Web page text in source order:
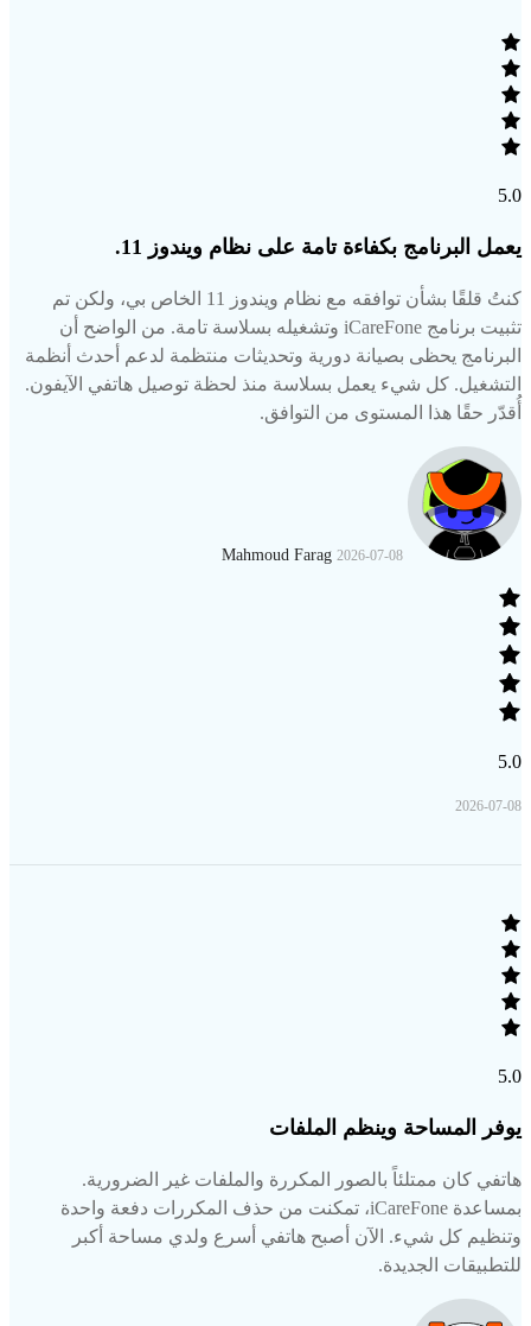
5.0
يعمل البرنامج بكفاءة تامة على نظام ويندوز 11.
كنتُ قلقًا بشأن توافقه مع نظام ويندوز 11 الخاص بي، ولكن تم
تثبيت برنامج iCareFone وتشغيله بسلاسة تامة. من الواضح أن
البرنامج يحظى بصيانة دورية وتحديثات منتظمة لدعم أحدث أنظمة
التشغيل. كل شيء يعمل بسلاسة منذ لحظة توصيل هاتفي الآيفون.
أُقدّر حقًا هذا المستوى من التوافق.
Mahmoud Farag 2026-07-08
5.0
2026-07-08
5.0
يوفر المساحة وينظم الملفات
هاتفي كان ممتلئاً بالصور المكررة والملفات غير الضرورية.
بمساعدة iCareFone، تمكنت من حذف المكررات دفعة واحدة
وتنظيم كل شيء. الآن أصبح هاتفي أسرع ولدي مساحة أكبر
للتطبيقات الجديدة.